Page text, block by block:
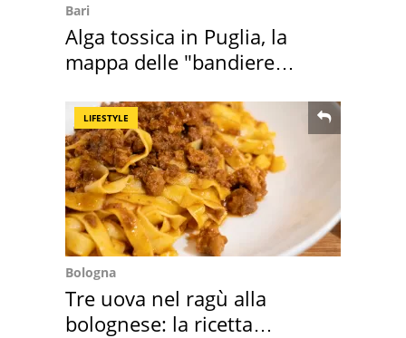
Bari
Alga tossica in Puglia, la
mappa delle "bandiere
LIFESTYLE
Bologna
Tre uova nel ragù alla
bolognese: la ricetta